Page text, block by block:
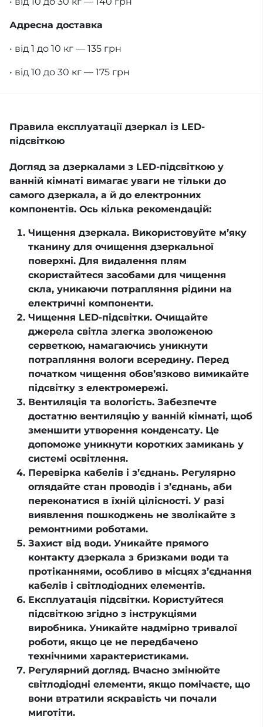
Адресна доставка
• від 1 до 10 кг — 135 грн
• від 10 до 30 кг — 175 грн
Правила експлуатації дзеркал із LED-
підсвіткою
Догляд за дзеркалами з LED-підсвіткою у
ванній кімнаті вимагає уваги не тільки до
самого дзеркала, а й до електронних
компонентів. Ось кілька рекомендацій:
Чищення дзеркала. Використовуйте м’яку
тканину для очищення дзеркальної
поверхні. Для видалення плям
скористайтеся засобами для чищення
скла, уникаючи потрапляння рідини на
електричні компоненти.
Чищення LED-підсвітки. Очищайте
джерела світла злегка зволоженою
серветкою, намагаючись уникнути
потрапляння вологи всередину. Перед
початком чищення обов’язково вимикайте
підсвітку з електромережі.
Вентиляція та вологість. Забезпечте
достатню вентиляцію у ванній кімнаті, щоб
зменшити утворення конденсату. Це
допоможе уникнути коротких замикань у
системі освітлення.
Перевірка кабелів і з’єднань. Регулярно
оглядайте стан проводів і з’єднань, аби
переконатися в їхній цілісності. У разі
виявлення пошкоджень не зволікайте з
ремонтними роботами.
Захист від води. Уникайте прямого
контакту дзеркала з бризками води та
протіканнями, особливо в місцях з’єднання
кабелів і світлодіодних елементів.
Експлуатація підсвітки. Користуйтеся
підсвіткою згідно з інструкціями
виробника. Уникайте надмірно тривалої
роботи, якщо це не передбачено
технічними характеристиками.
Регулярний догляд. Вчасно змінюйте
світлодіодні елементи, якщо помічаєте, що
вони втратили яскравість чи почали
миготіти.